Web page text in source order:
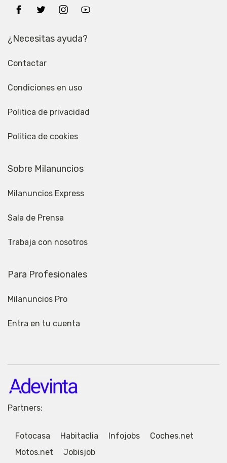
¿Necesitas ayuda?
Contactar
Condiciones en uso
Politica de privacidad
Politica de cookies
Sobre Milanuncios
Milanuncios Express
Sala de Prensa
Trabaja con nosotros
Para Profesionales
Milanuncios Pro
Entra en tu cuenta
Partners:
Fotocasa Habitaclia Infojobs
Coches.net
Motos.net
Jobisjob